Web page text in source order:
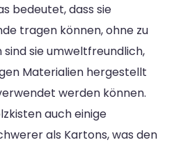
bedeutet, dass sie
tragen können, ohne zu
sie umweltfreundlich,
Materialien hergestellt
werden können.
auch einige
als Kartons, was den